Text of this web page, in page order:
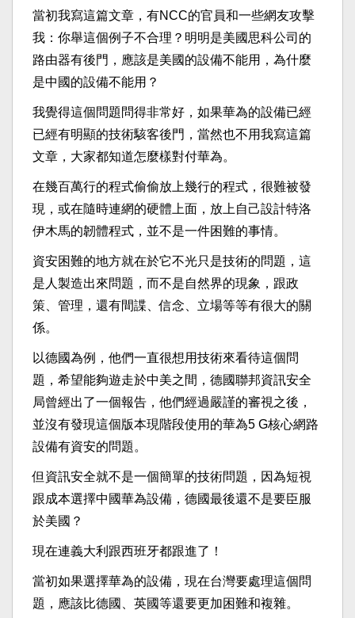
當初我寫這篇文章，有NCC的官員和一些網友攻擊
我：你舉這個例子不合理？明明是美國思科公司的
路由器有後門，應該是美國的設備不能用，為什麼
是中國的設備不能用？
我覺得這個問題問得非常好，如果華為的設備已經
已經有明顯的技術駭客後門，當然也不用我寫這篇
文章，大家都知道怎麼樣對付華為。
在幾百萬行的程式偷偷放上幾行的程式，很難被發
現，或在隨時連網的硬體上面，放上自己設計特洛
伊木馬的韌體程式，並不是一件困難的事情。
資安困難的地方就在於它不光只是技術的問題，這
是人製造出來問題，而不是自然界的現象，跟政
策、管理，還有間諜、信念、立場等等有很大的關
係。
以德國為例，他們一直很想用技術來看待這個問
題，希望能夠遊走於中美之間，德國聯邦資訊安全
局曾經出了一個報告，他們經過嚴謹的審視之後，
並沒有發現這個版本現階段使用的華為5 G核心網路
設備有資安的問題。
但資訊安全就不是一個簡單的技術問題，因為短視
跟成本選擇中國華為設備，德國最後還不是要臣服
於美國？
現在連義大利跟西班牙都跟進了！
當初如果選擇華為的設備，現在台灣要處理這個問
題，應該比德國、英國等還要更加困難和複雜。